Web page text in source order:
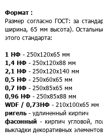
Формат :
Размер согласно ГОСТ: за
ширина, 65 мм высота).
этого стандарта:
1 НФ - 250х120х65 мм
1,4 НФ - 250х120х88 мм
2,1 НФ - 250х120х140 мм
0,5 НФ - 250х60х65 мм
0,7 НФ - 250х85х65 мм
0,96 НФ - 250х85х88 мм
WDF / 0,73НФ - 210х100х65 мм
ригель - удлиненный кирпич
фасонный - кирпич угловой,
выкладки декоративных элементов